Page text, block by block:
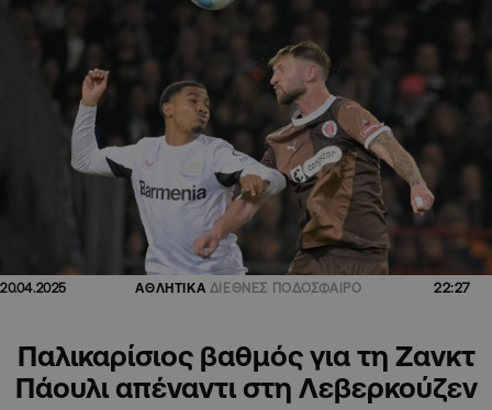
20.04.2025 ΑΘΛΗΤΙΚΑ ΔΙΕΘΝΕΣ ΠΟΔΟΣΦΑΙΡΟ 22:27
Παλικαρίσιος βαθμός για τη Ζανκτ
Πάουλι απέναντι στη Λεβερκούζεν